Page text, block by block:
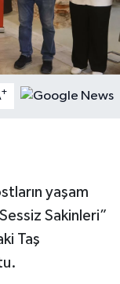
+
yaşam
Sessiz Sakinleri”
Taş